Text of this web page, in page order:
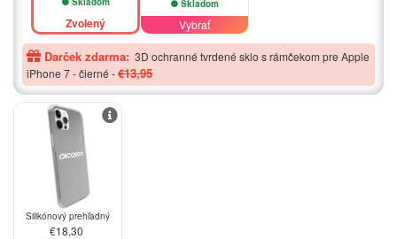
Zvolený
Skladom
Vybrať
Darček zdarma: 3D ochranné tvrdené sklo s rámčekom pre Apple
iPhone 7 - čierné -€13,95
Silikónový prehľadný
€18,30